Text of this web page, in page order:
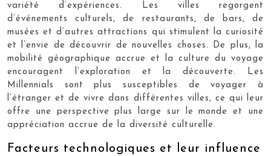
variété d’expériences. Les villes regorgent
d’événements culturels, de restaurants, de bars, de
musées et d’autres attractions qui stimulent la curiosité
et l’envie de découvrir de nouvelles choses. De plus, la
mobilité géographique accrue et la culture du voyage
encouragent l’exploration et la découverte. Les
Millennials sont plus susceptibles de voyager à
l’étranger et de vivre dans différentes villes, ce qui leur
offre une perspective plus large sur le monde et une
appréciation accrue de la diversité culturelle.
Facteurs technologiques et leur influence